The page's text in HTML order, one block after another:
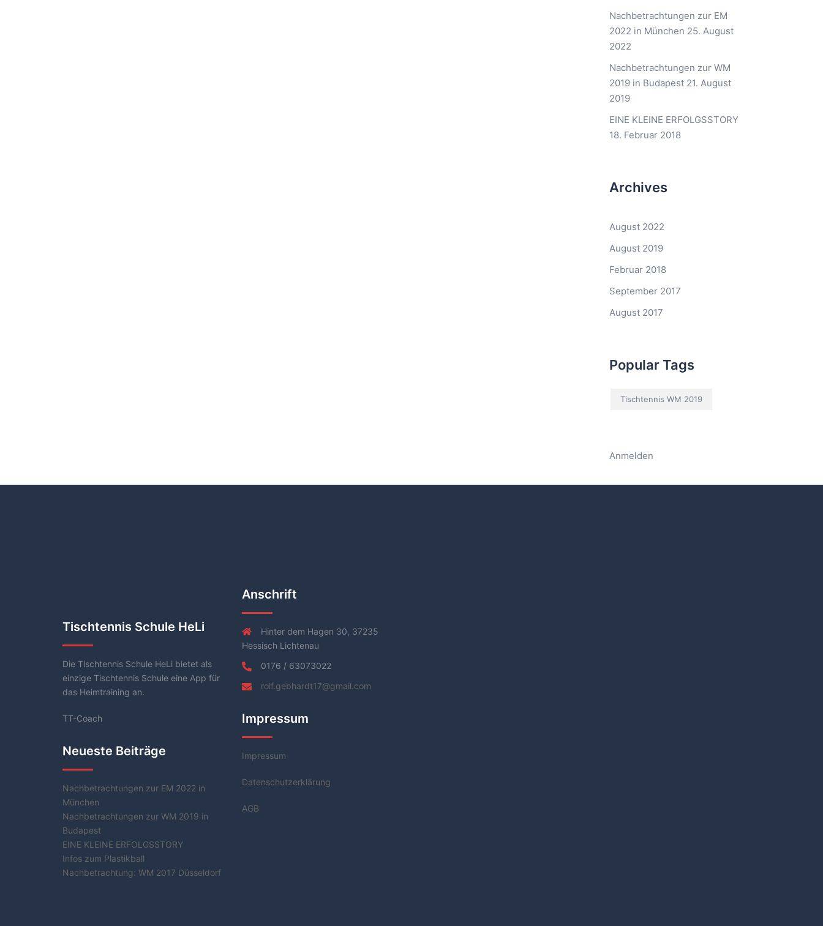
Nachbetrachtungen zur EM
2022 in München 25. August
2022
Nachbetrachtungen zur WM
2019 in Budapest 21. August
2019
EINE KLEINE ERFOLGSSTORY
18. Februar 2018
Archives
August 2022
August 2019
Februar 2018
September 2017
August 2017
Popular Tags
Tischtennis WM 2019
Anmelden
Tischtennis Schule HeLi
Die Tischtennis Schule HeLi bietet als
einzige Tischtennis Schule eine App für
das Heimtraining an.
TT-Coach
Neueste Beiträge
Nachbetrachtungen zur EM 2022 in
München
Nachbetrachtungen zur WM 2019 in
Budapest
EINE KLEINE ERFOLGSSTORY
Infos zum Plastikball
Nachbetrachtung: WM 2017 Düsseldorf
Anschrift
Hinter dem Hagen 30, 37235
Hessisch Lichtenau
0176 / 63073022
rolf.gebhardt17@gmail.com
Impressum
Impressum
Datenschutzerklärung
AGB